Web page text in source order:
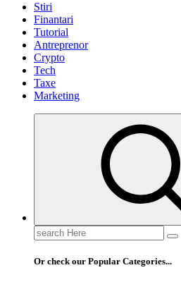
Stiri
Finantari
Tutorial
Antreprenor
Crypto
Tech
Taxe
Marketing
Search
for:
Or check our Popular Categories...